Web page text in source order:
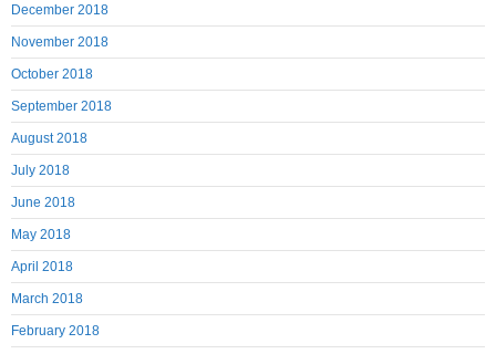
December 2018
November 2018
October 2018
September 2018
August 2018
July 2018
June 2018
May 2018
April 2018
March 2018
February 2018